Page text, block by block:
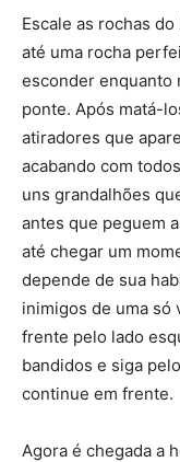
Escale as rochas
até uma rocha
esconder enquanto
ponte. Após matá-
atiradores que
acabando com
uns grandalhões
antes que peguem
até chegar um
depende de sua
inimigos de uma só
frente pelo lado
bandidos e siga
continue em frente.
Agora é chegada a